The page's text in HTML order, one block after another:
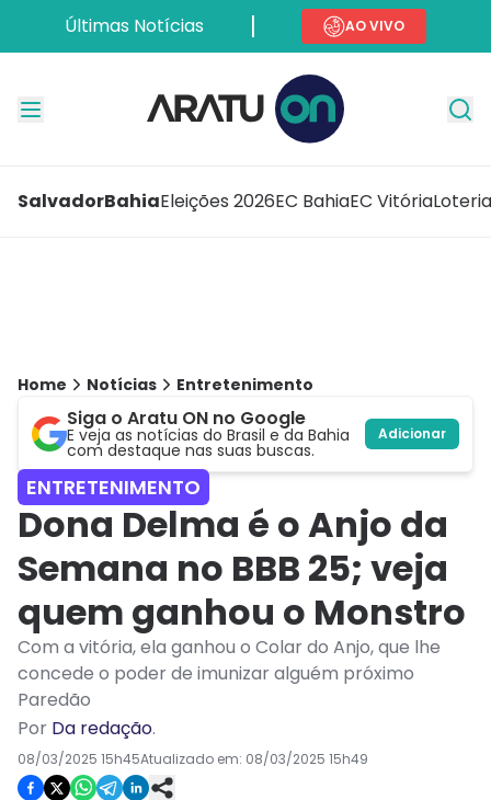
Últimas Notícias AO VIVO
SalvadorBahiaEleições 2026EC BahiaEC Vitória
Home Notícias Entretenimento
Siga o Aratu ON no Google
E veja as notícias do Brasil e da Bahia
com destaque nas suas buscas.
Adicionar
ENTRETENIMENTO
Dona Delma é o Anjo da
Semana no BBB 25; veja
quem ganhou o Monstro
Com a vitória, ela ganhou o Colar do Anjo, que lhe
concede o poder de imunizar alguém próximo
Paredão
Por Da redação.
08/03/2025 15h45Atualizado em: 08/03/2025 15h49